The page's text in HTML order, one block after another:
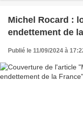
Michel Rocard :
endettement de
Publié le 11/09/2024 à